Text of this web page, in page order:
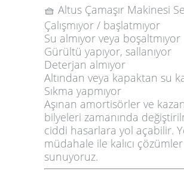
🧺 Altus Çamaşır Makinesi
Çalışmıyor / başlatmıyor
Su almıyor veya boşaltmıyor
Gürültü yapıyor, sallanıyor
Deterjan almıyor
Altından veya kapaktan su
Sıkma yapmıyor
Aşınan amortisörler ve kazan
bilyeleri zamanında
ciddi hasarlara yol açabilir.
müdahale ile kalıcı çözümler
sunuyoruz.